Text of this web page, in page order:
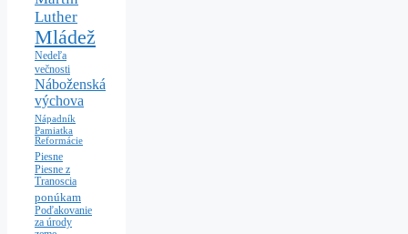
Luther
Mládež
Nedeľa
večnosti
Náboženská
výchova
Nápadník
Pamiatka
Reformácie
Piesne
Piesne z
Tranoscia
ponúkam
Poďakovanie
za úrody